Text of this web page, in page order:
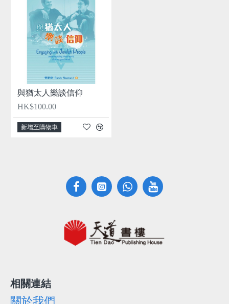
與猶太人樂談信仰
HK$100.00
新增至購物車
相關連結
關於我們